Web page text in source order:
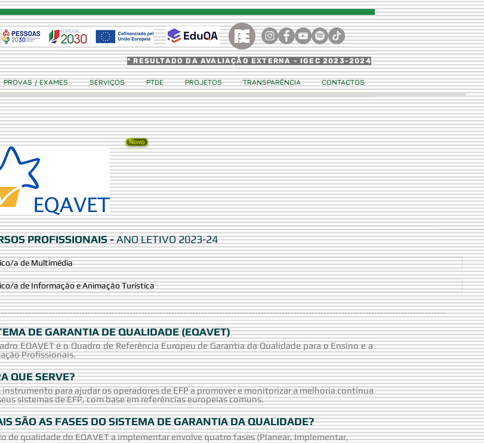
PROFISSIONAIS -ANO LETIVO 2023-24
a de Multimédia
a de Informação e Animação Turística
DE GARANTIA DE QUALIDADE (EQAVET)
EQAVET é o Quadro de Referência Europeu de Garantia da Qualidade para o Ensino e a
Profissionais.
QUE SERVE?
instrumento para ajudar os operadores de EFP a promover e monitorizar a melhoria contínua
sistemas de EFP, com base em referências europeias comuns.
SÃO AS FASES DO SISTEMA DE GARANTIA DA QUALIDADE?
de qualidade do EQAVET a implementar envolve quatro fases (Planear, Implementar,
PROVAS / EXAMES SERVIÇOS PTDE PROJETOS TRANSPARÊNCIA CONTACTOS
* RESULTADO DA AVALIAÇÃO EXTERNA - IGEC 2023-2024